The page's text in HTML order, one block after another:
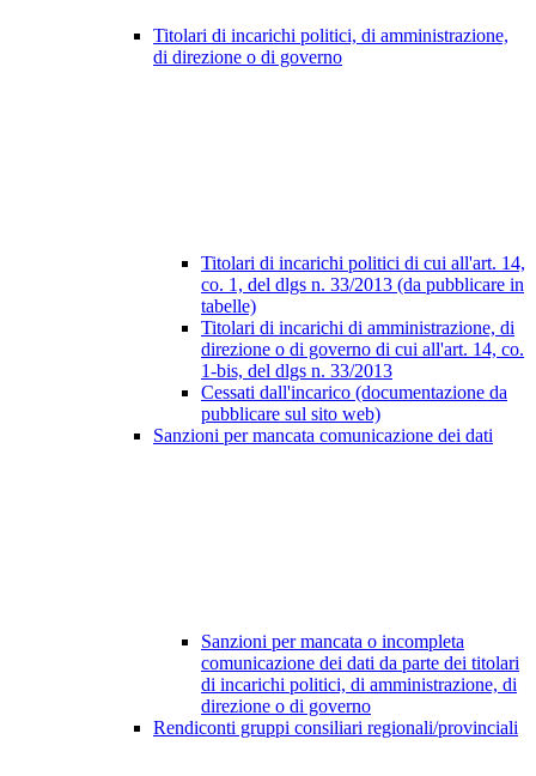
Titolari di incarichi politici, di amministrazione,
di direzione o di governo
Titolari di incarichi politici di cui all'art. 14,
co. 1, del dlgs n. 33/2013 (da pubblicare in
tabelle)
Titolari di incarichi di amministrazione, di
direzione o di governo di cui all'art. 14, co.
1-bis, del dlgs n. 33/2013
Cessati dall'incarico (documentazione da
pubblicare sul sito web)
Sanzioni per mancata comunicazione dei dati
Sanzioni per mancata o incompleta
comunicazione dei dati da parte dei titolari
di incarichi politici, di amministrazione, di
direzione o di governo
Rendiconti gruppi consiliari regionali/provinciali